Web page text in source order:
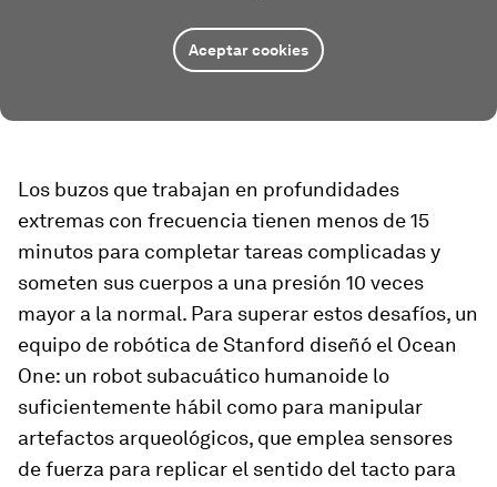
Aceptar cookies
Los buzos que trabajan en profundidades
extremas con frecuencia tienen menos de 15
minutos para completar tareas complicadas y
someten sus cuerpos a una presión 10 veces
mayor a la normal. Para superar estos desafíos, un
equipo de robótica de Stanford diseñó el Ocean
One: un robot subacuático humanoide lo
suficientemente hábil como para manipular
artefactos arqueológicos, que emplea sensores
de fuerza para replicar el sentido del tacto para